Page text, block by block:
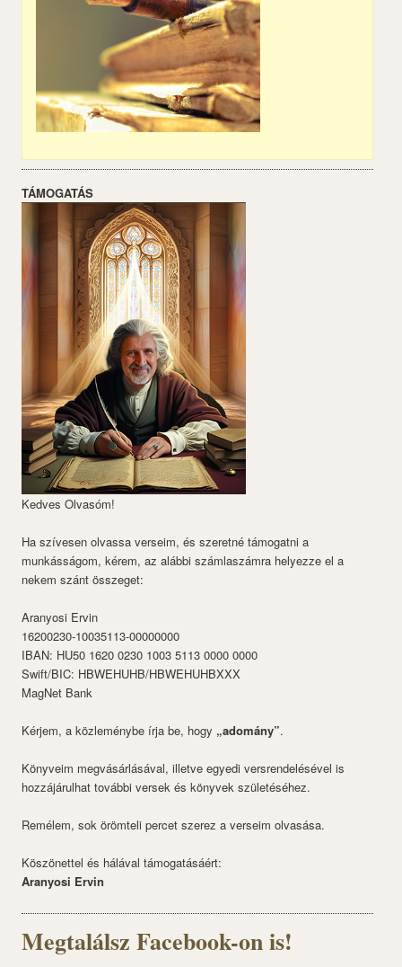
TÁMOGATÁS
Kedves Olvasóm!
Ha szívesen olvassa verseim, és szeretné támogatni a
munkásságom, kérem, az alábbi számlaszámra helyezze el a
nekem szánt összeget:
Aranyosi Ervin
16200230-10035113-00000000
IBAN: HU50 1620 0230 1003 5113 0000 0000
Swift/BIC: HBWEHUHB/HBWEHUHBXXX
MagNet Bank
Kérjem, a közleménybe írja be, hogy „adomány”.
Könyveim megvásárlásával, illetve egyedi versrendelésével is
hozzájárulhat további versek és könyvek születéséhez.
Remélem, sok örömteli percet szerez a verseim olvasása.
Köszönettel és hálával támogatásáért:
Aranyosi Ervin
Megtalálsz Facebook-on is!